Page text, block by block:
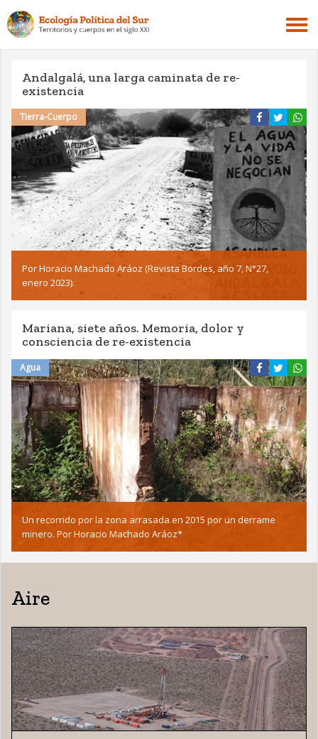
Andalgalá, una larga caminata de re-
existencia
Tierra-Cuerpo
Por Horacio Machado Aráoz (Revista Bordes, año 7, N°27,
enero 2023).
Mariana, siete años. Memoria, dolor y
consciencia de re-existencia
Agua
Un recorrido por la zona arrasada en 2015 por un derrame
minero. Por Horacio Machado Aráoz*
Aire